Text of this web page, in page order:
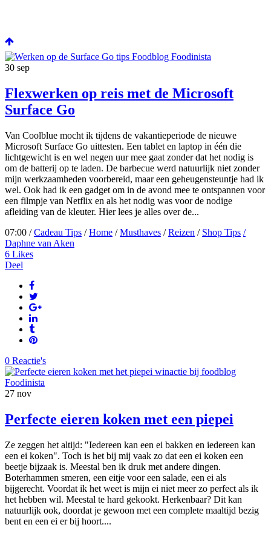
30 sep
Flexwerken op reis met de Microsoft
Surface Go
Van Coolblue mocht ik tijdens de vakantieperiode de nieuwe
Microsoft Surface Go uittesten. Een tablet en laptop in één die
lichtgewicht is en wel negen uur mee gaat zonder dat het nodig is
om de batterij op te laden. De barbecue werd natuurlijk niet zonder
mijn werkzaamheden voorbereid, maar een geheugensteuntje had ik
wel. Ook had ik een gadget om in de avond mee te ontspannen voor
een filmpje van Netflix en als het nodig was voor de nodige
afleiding van de kleuter. Hier lees je alles over de...
07:00 /Cadeau Tips /Home /Musthaves /Reizen / Shop Tips /
Daphne van Aken
6 Likes
Deel
0 Reactie's
27 nov
Perfecte eieren koken met een piepei
Ze zeggen het altijd: "Iedereen kan een ei bakken en iedereen kan
een ei koken". Toch is het bij mij vaak zo dat een ei koken een
beetje bijzaak is. Meestal ben ik druk met andere dingen.
Boterhammen smeren, een eitje voor een salade, een ei als
bijgerecht. Voordat ik het weet is mijn ei niet meer zo perfect als ik
het hebben wil. Meestal te hard gekookt. Herkenbaar? Dit kan
natuurlijk ook, doordat je gewoon met een complete maaltijd bezig
bent en een ei er bij hoort....